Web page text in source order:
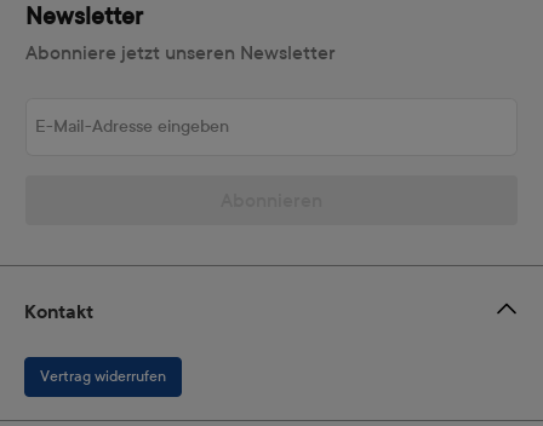
Newsletter
Abonniere jetzt unseren Newsletter
Kontakt
Vertrag widerrufen